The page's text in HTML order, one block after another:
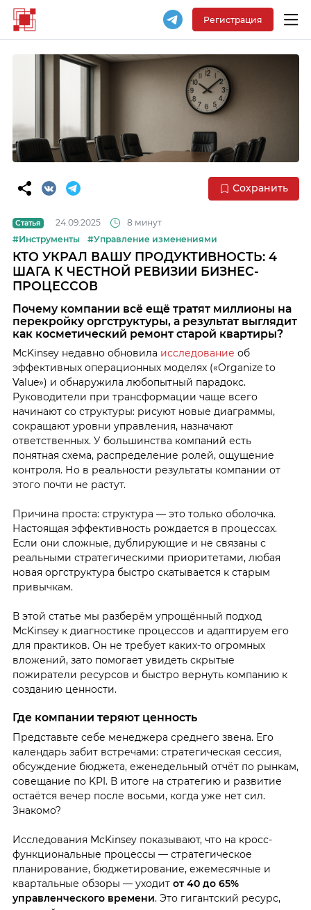
Регистрация
Сохранить
Статья 24.09.2025
8 минут
#Инструменты
#Управление изменениями
КТО УКРАЛ ВАШУ ПРОДУКТИВНОСТЬ: 4
ШАГА К ЧЕСТНОЙ РЕВИЗИИ БИЗНЕС-
ПРОЦЕССОВ
Почему компании всё ещё тратят миллионы на
перекройку оргструктуры, а результат выглядит
как косметический ремонт старой квартиры?
McKinsey недавно обновила исследование об
эффективных операционных моделях («Organize to
Value») и обнаружила любопытный парадокс.
Руководители при трансформации чаще всего
начинают со структуры: рисуют новые диаграммы,
сокращают уровни управления, назначают
ответственных. У большинства компаний есть
понятная схема, распределение ролей, ощущение
контроля. Но в реальности результаты компании от
этого почти не растут.
Причина проста: структура — это только оболочка.
Настоящая эффективность рождается в процессах.
Если они сложные, дублирующие и не связаны с
реальными стратегическими приоритетами, любая
новая оргструктура быстро скатывается к старым
привычкам.
В этой статье мы разберём упрощённый подход
McKinsey к диагностике процессов и адаптируем его
для практиков. Он не требует каких-то огромных
вложений, зато помогает увидеть скрытые
пожиратели ресурсов и быстро вернуть компанию к
созданию ценности.
Где компании теряют ценность
Представьте себе менеджера среднего звена. Его
календарь забит встречами: стратегическая сессия,
обсуждение бюджета, еженедельный отчёт по рынкам,
совещание по KPI. В итоге на стратегию и развитие
остаётся вечер после восьми, когда уже нет сил.
Знакомо?
Исследования McKinsey показывают, что на кросс-
функциональные процессы — стратегическое
планирование, бюджетирование, ежемесячные и
квартальные обзоры — уходит от 40 до 65%
управленческого времени. Это гигантский ресурс,